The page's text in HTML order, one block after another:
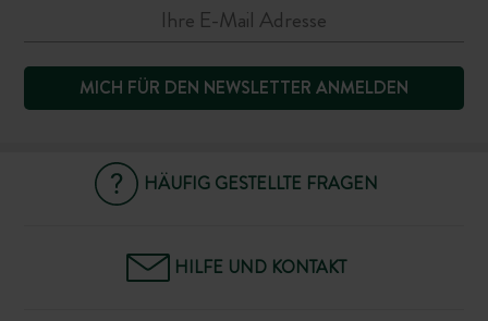
MICH FÜR DEN NEWSLETTER ANMELDEN
HÄUFIG GESTELLTE FRAGEN
HILFE UND KONTAKT